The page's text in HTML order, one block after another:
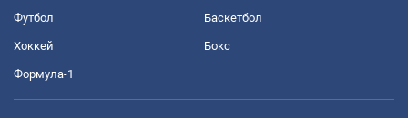
Футбол Баскетбол
Хоккей Бокс
Формула-1